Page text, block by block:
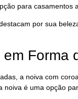
para casamentos
por sua
Forma
a noiva com
é uma opção